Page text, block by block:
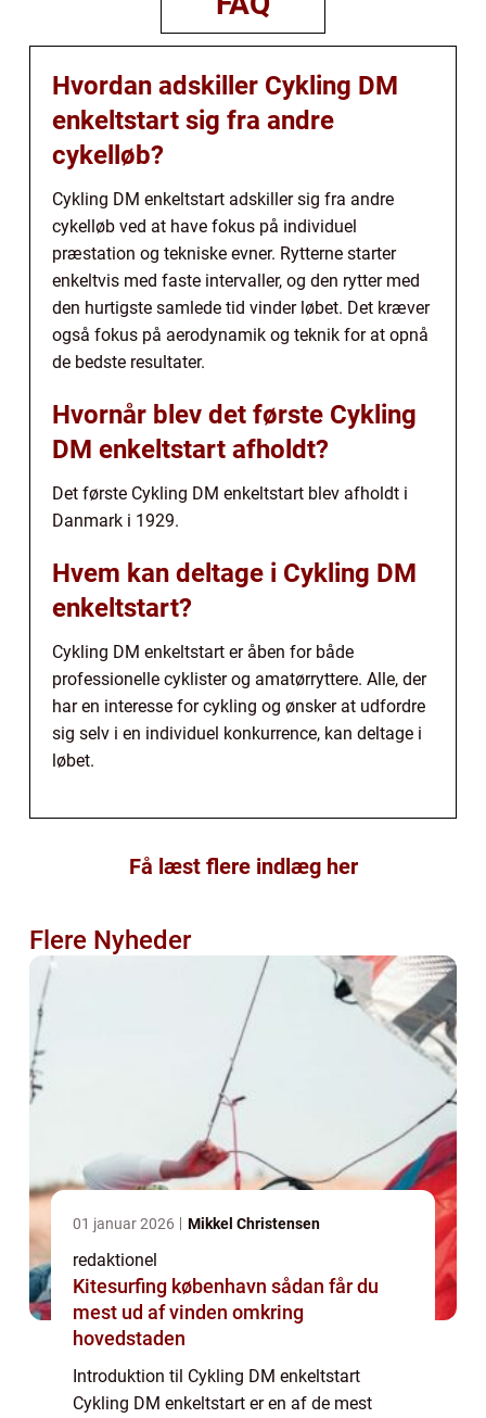
Hvordan adskiller Cykling DM
enkeltstart sig fra andre
cykelløb?
Cykling DM enkeltstart adskiller sig fra andre
cykelløb ved at have fokus på individuel
præstation og tekniske evner. Rytterne starter
enkeltvis med faste intervaller, og den rytter med
den hurtigste samlede tid vinder løbet. Det kræver
også fokus på aerodynamik og teknik for at opnå
de bedste resultater.
Hvornår blev det første Cykling
DM enkeltstart afholdt?
Det første Cykling DM enkeltstart blev afholdt i
Danmark i 1929.
Hvem kan deltage i Cykling DM
enkeltstart?
Cykling DM enkeltstart er åben for både
professionelle cyklister og amatørryttere. Alle, der
har en interesse for cykling og ønsker at udfordre
sig selv i en individuel konkurrence, kan deltage i
løbet.
Få læst flere indlæg her
Flere Nyheder
01 januar 2026 Mikkel Christensen
redaktionel
Kitesurfing københavn sådan får du
mest ud af vinden omkring
hovedstaden
Introduktion til Cykling DM enkeltstart
Cykling DM enkeltstart er en af de mest